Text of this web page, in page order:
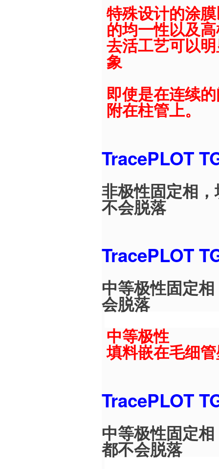
特殊设计的涂
的均一性以及
去活工艺可以
象
即使是在连续
附在柱管上。
TracePLOT
非极性固定相
不会脱落
TracePLOT
中等极性固定
会脱落
中等极性
填料嵌在毛细
TracePLOT
中等极性固定
都不会脱落